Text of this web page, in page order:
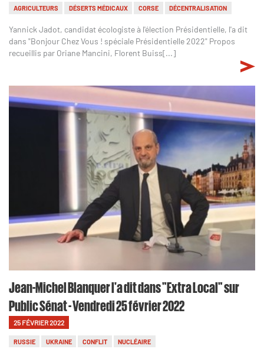
AGRICULTEURS
DÉSERTS MÉDICAUX CORSE DÉCENTRALISATION
Yannick Jadot, candidat écologiste à l'élection Présidentielle, l'a dit
dans "Bonjour Chez Vous ! spéciale Présidentielle 2022" Propos
recueillis par Oriane Mancini, Florent Buiss[...]
Jean-Michel Blanquer l'a dit dans "Extra Local" sur
Public Sénat - Vendredi 25 février 2022
25 FÉVRIER 2022
RUSSIE UKRAINE CONFLIT NUCLÉAIRE